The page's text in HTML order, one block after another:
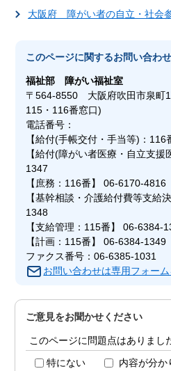
大阪府 障がい者の自立・社会
このページに関するお問い合わせ
福祉部
障がい福祉室
〒564-8550 大阪府吹田市泉町
115・116番窓口)
電話番号：
【給付(手帳交付・手当等)：
【給付(障がい者医療・自立支
1347
【庶務：116番】 06-6170-4816
【基幹相談・介護給付費等支給
1348
【支給管理：115番】 06-6384-
【計画：115番】 06-6384-1349
ファクス番号：06-6385-1031
お問い合わせは専用フォーム
ご意見をお聞かせください
このページに問題点はありまし
特にない 内容が分か